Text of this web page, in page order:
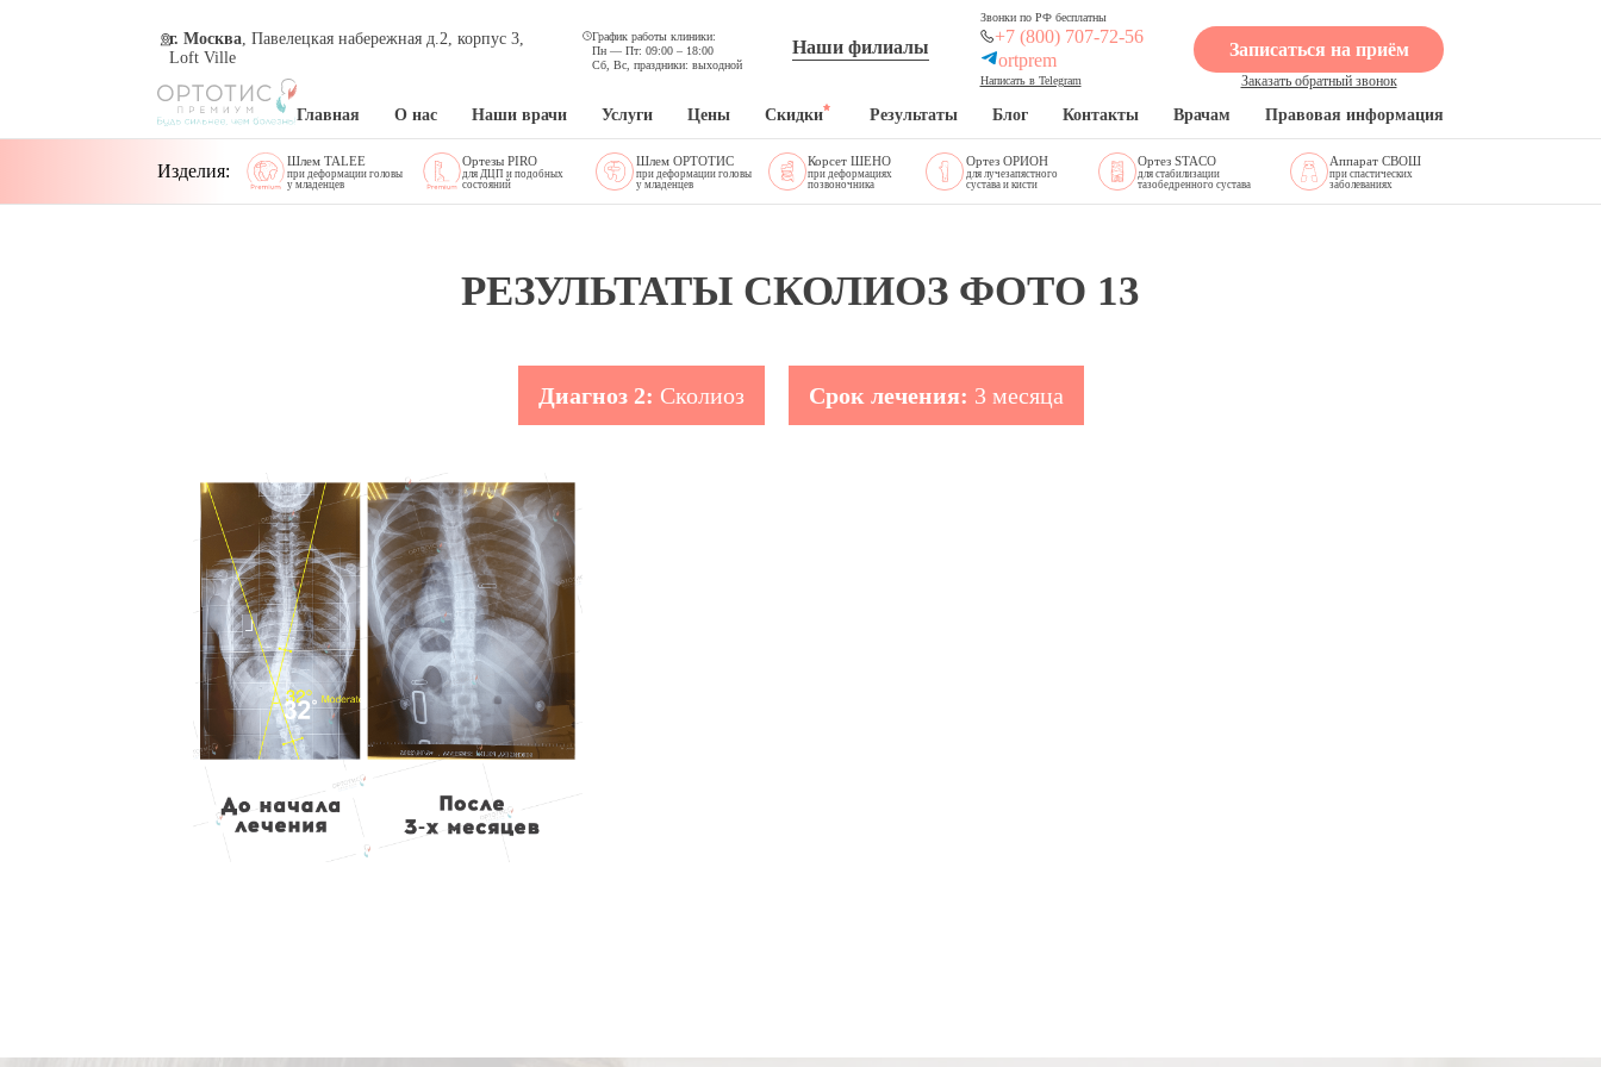
г. Москва, Павелецкая набережная д.2, корпус 3,
Loft Ville
График работы клиники:
Пн — Пт: 09:00 – 18:00
Сб, Вс, праздники: выходной
Наши филиалы
Звонки по РФ бесплатны
+7 (800) 707-72-56
ortprem
Написать в Telegram
Записаться на приём
Заказать обратный звонок
Главная О нас Наши врачи Услуги Цены Скидки Результаты Блог Контакты Врачам Правовая информация
Изделия: Шлем TALEE
при деформации головы
у младенцев
Ортезы PIRO
для ДЦП и подобных
состояний
Шлем ОРТОТИС
при деформации головы
у младенцев
Корсет ШЕНО
при деформациях
позвоночника
Ортез ОРИОН
для лучезапястного
сустава и кисти
Ортез STACO
для стабилизации
тазобедренного сустава
Аппарат СВОШ
при спастических
заболеваниях
РЕЗУЛЬТАТЫ СКОЛИОЗ ФОТО 13
Диагноз 2: Сколиоз Срок лечения: 3 месяца